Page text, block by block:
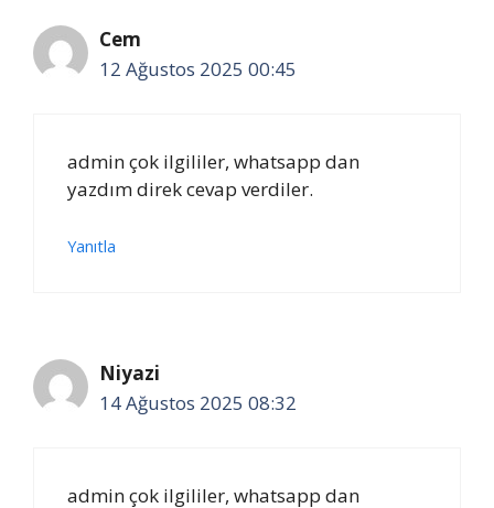
Cem
12 Ağustos 2025 00:45
admin çok ilgililer, whatsapp dan
yazdım direk cevap verdiler.
Yanıtla
Niyazi
14 Ağustos 2025 08:32
admin çok ilgililer, whatsapp dan